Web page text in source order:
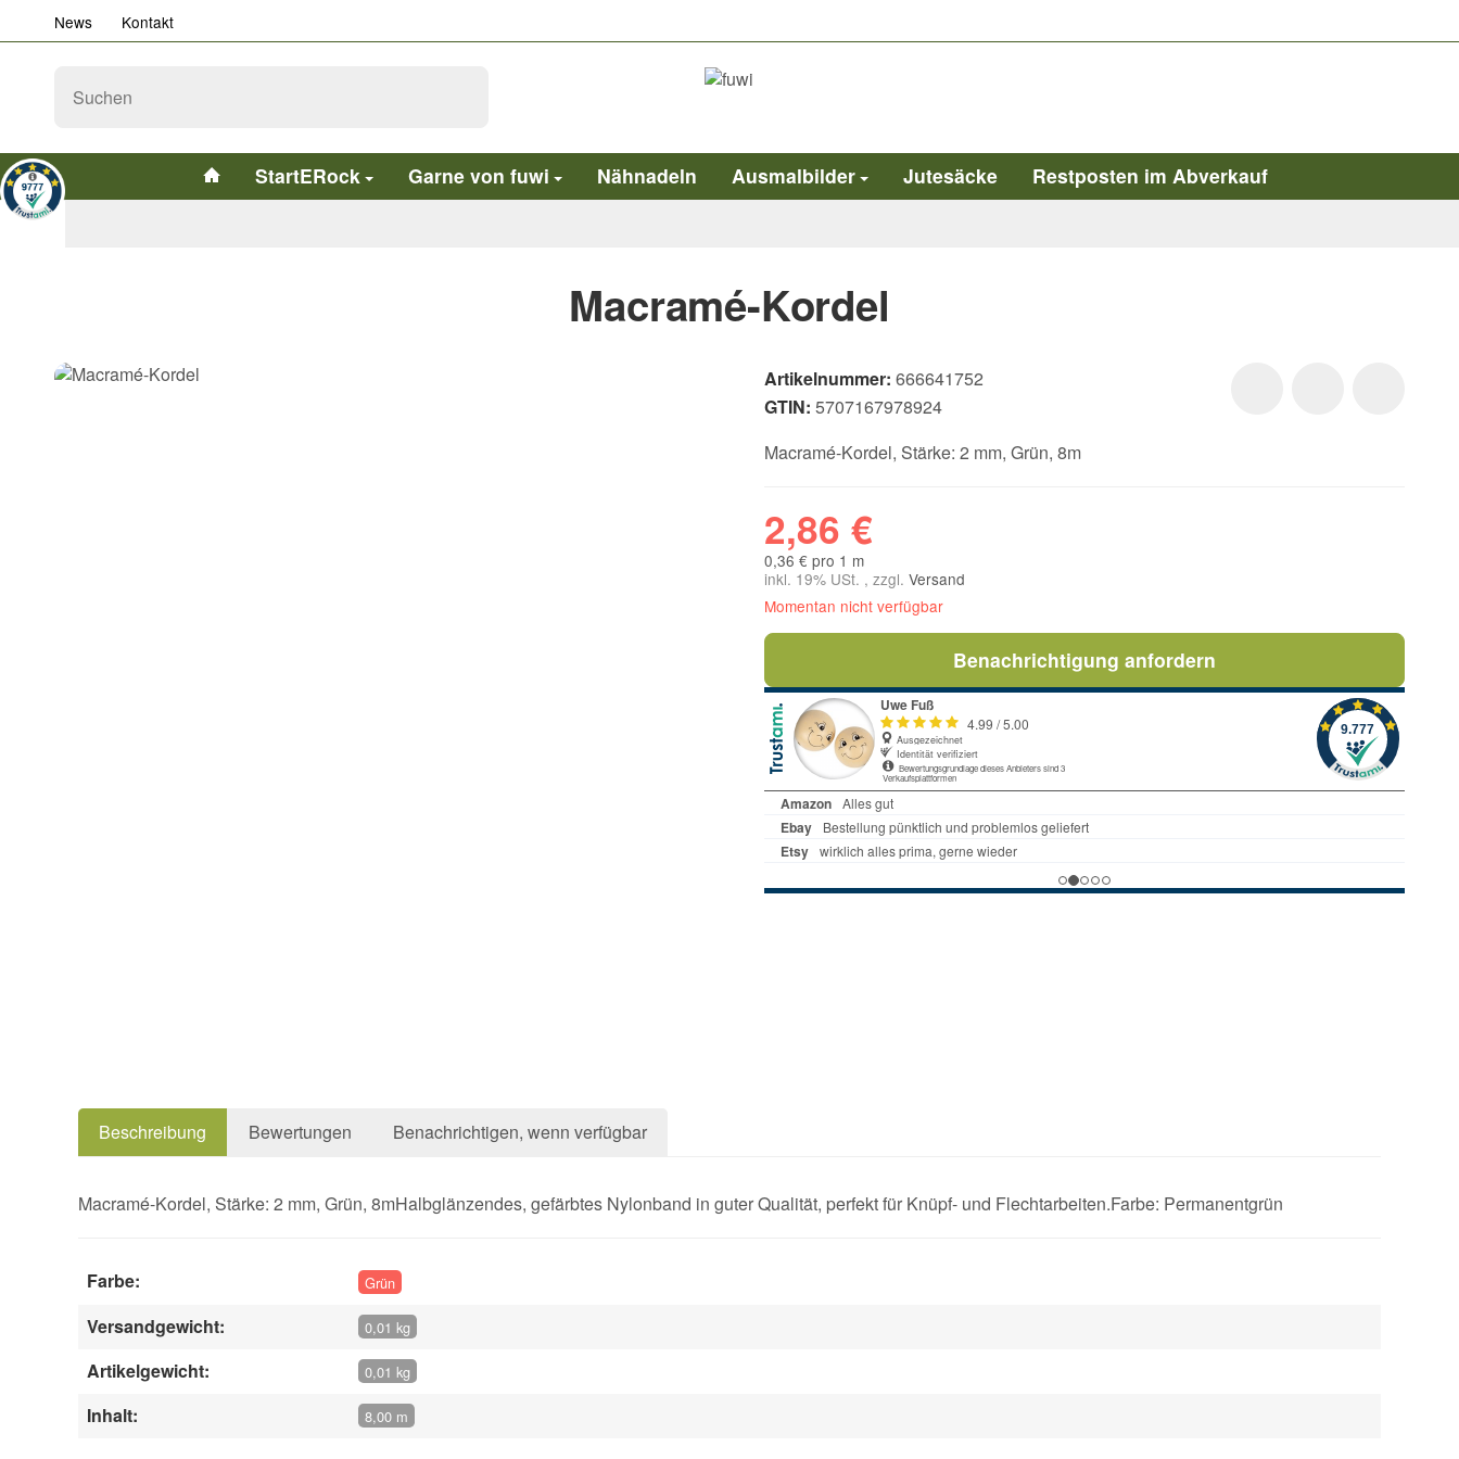
News Kontakt
StartERock Garne von fuwi Nähnadeln Ausmalbilder Jutesäcke Restposten im Abverkauf
Macramé-Kordel
Artikelnummer: 666641752
GTIN: 5707167978924
Macramé-Kordel, Stärke: 2 mm, Grün, 8m
2,86 €
0,36 € pro 1 m
inkl. 19% USt. , zzgl. Versand
Momentan nicht verfügbar
Benachrichtigung anfordern
Beschreibung Bewertungen Benachrichtigen, wenn verfügbar
Macramé-Kordel, Stärke: 2 mm, Grün, 8mHalbglänzendes, gefärbtes Nylonband in guter Qualität, perfekt für Knüpf- und Flechtarbeiten.Farbe: Permanentgrün
Farbe: Grün
Versandgewicht: 0,01 kg
Artikelgewicht: 0,01 kg
Inhalt: 8,00 m